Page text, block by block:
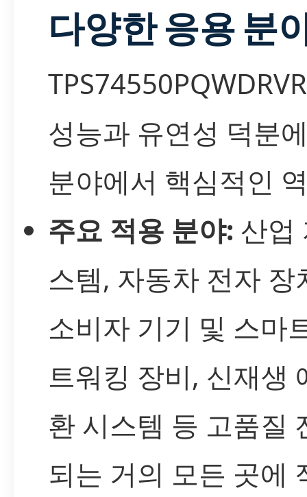
다양한 응용 분
성능과 유연성 덕분
분야에서 핵심적인
주요 적용 분야: 산업
스템, 자동차 전자
소비자 기기 및 스마
트워킹 장비, 신재생
환 시스템 등 고품질
되는 거의 모든 곳에